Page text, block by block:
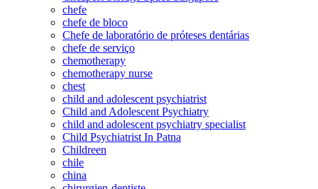
chefe
chefe de bloco
Chefe de laboratório de próteses dentárias
chefe de serviço
chemotherapy
chemotherapy nurse
chest
child and adolescent psychiatrist
Child and Adolescent Psychiatry
child and adolescent psychiatry specialist
Child Psychiatrist In Patna
Childreen
chile
china